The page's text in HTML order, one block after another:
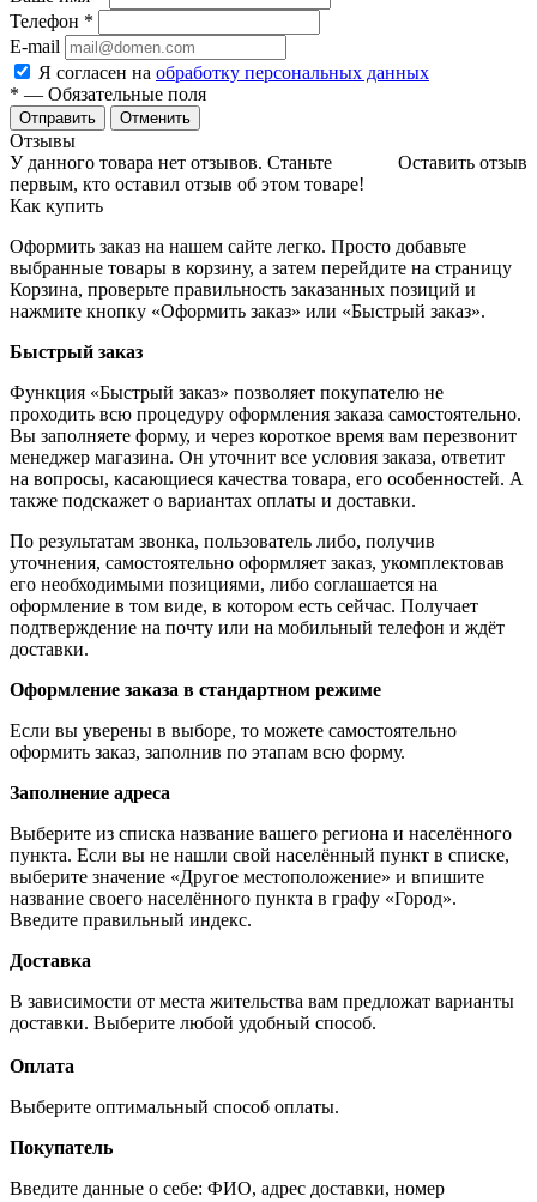
Телефон *
E-mail
Я согласен на обработку персональных данных
* — Обязательные поля
Отменить
Отзывы
Оставить отзыв
У данного товара нет отзывов. Станьте
первым, кто оставил отзыв об этом товаре!
Как купить
Оформить заказ на нашем сайте легко. Просто добавьте
выбранные товары в корзину, а затем перейдите на страницу
Корзина, проверьте правильность заказанных позиций и
нажмите кнопку «Оформить заказ» или «Быстрый заказ».
Быстрый заказ
Функция «Быстрый заказ» позволяет покупателю не
проходить всю процедуру оформления заказа самостоятельно.
Вы заполняете форму, и через короткое время вам перезвонит
менеджер магазина. Он уточнит все условия заказа, ответит
на вопросы, касающиеся качества товара, его особенностей. А
также подскажет о вариантах оплаты и доставки.
По результатам звонка, пользователь либо, получив
уточнения, самостоятельно оформляет заказ, укомплектовав
его необходимыми позициями, либо соглашается на
оформление в том виде, в котором есть сейчас. Получает
подтверждение на почту или на мобильный телефон и ждёт
доставки.
Оформление заказа в стандартном режиме
Если вы уверены в выборе, то можете самостоятельно
оформить заказ, заполнив по этапам всю форму.
Заполнение адреса
Выберите из списка название вашего региона и населённого
пункта. Если вы не нашли свой населённый пункт в списке,
выберите значение «Другое местоположение» и впишите
название своего населённого пункта в графу «Город».
Введите правильный индекс.
Доставка
В зависимости от места жительства вам предложат варианты
доставки. Выберите любой удобный способ.
Оплата
Выберите оптимальный способ оплаты.
Покупатель
Введите данные о себе: ФИО, адрес доставки, номер